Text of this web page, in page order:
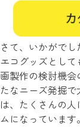
さて、いかがでし
エコグッズとし
画製作の検討機
たなニーズ発掘
は、たくさんの
ムになっていま